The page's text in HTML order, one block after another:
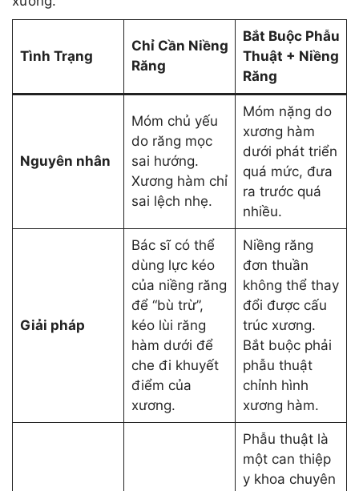
Tình Trạng
Chỉ Cần Niềng
Răng
Bắt Buộc Phẫu
Thuật + Niềng
Răng
Nguyên nhân
Móm chủ yếu
do răng mọc
sai hướng.
Xương hàm chỉ
sai lệch nhẹ.
Móm nặng do
xương hàm
dưới phát triển
quá mức, đưa
ra trước quá
nhiều.
Giải pháp
Bác sĩ có thể
dùng lực kéo
của niềng răng
để “bù trừ”,
kéo lùi răng
hàm dưới để
che đi khuyết
điểm của
xương.
Niềng răng
đơn thuần
không thể thay
đổi được cấu
trúc xương.
Bắt buộc phải
phẫu thuật
chỉnh hình
xương hàm.
Phẫu thuật là
một can thiệp
y khoa chuyên